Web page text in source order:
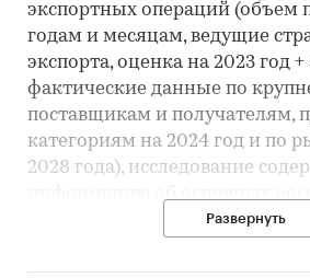
экспортных операций (объем
годам и месяцам, ведущие
экспорта, оценка на 2023 год
фактические данные по
поставщикам и получателям,
категориям на 2024 год и по
2028 года), исследование
информацию об основных
производителях пластиковых
Развернуть